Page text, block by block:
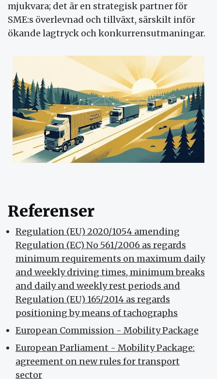
mjukvara; det är en strategisk partner för
SME:s överlevnad och tillväxt, särskilt inför
ökande lagtryck och konkurrensutmaningar.
Referenser
Regulation (EU) 2020/1054 amending
Regulation (EC) No 561/2006 as regards
minimum requirements on maximum daily
and weekly driving times, minimum breaks
and daily and weekly rest periods and
Regulation (EU) 165/2014 as regards
positioning by means of tachographs
European Commission - Mobility Package
European Parliament - Mobility Package:
agreement on new rules for transport
sector